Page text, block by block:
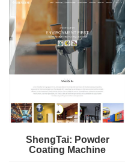
ShengTai: Powder
Coating Machine